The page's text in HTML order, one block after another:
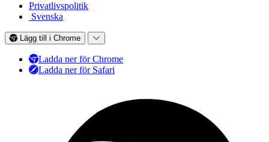
Privatlivspolitik
Svenska
Lägg till i Chrome
Ladda ner för Chrome
Ladda ner för Safari